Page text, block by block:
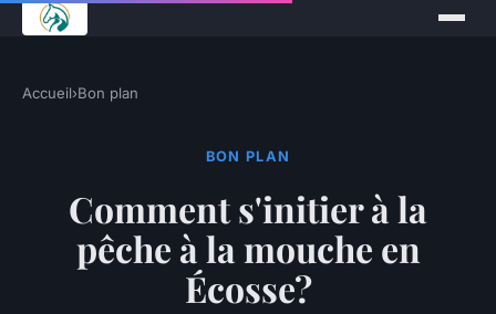
Accueil›Bon plan
BON PLAN
Comment s'initier à la
pêche à la mouche en
Écosse?